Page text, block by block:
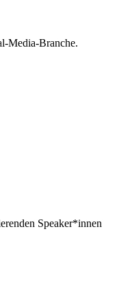
Media-Branche.
Speaker*innen